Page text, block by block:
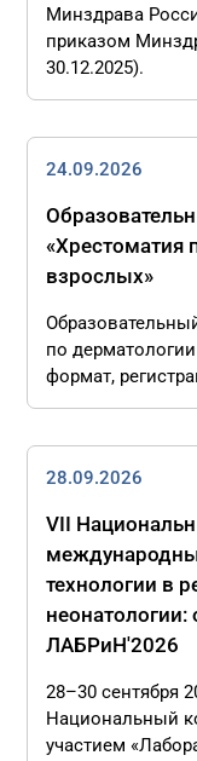
Минздрава
приказом
30.12.2025).
24.09.2026
«Хрестоматия
взрослых»
по
формат,
28.09.2026
VII
технологии в
неонатологии:
ЛАБРиН'2026
28–30 сентября
Национальный
участием